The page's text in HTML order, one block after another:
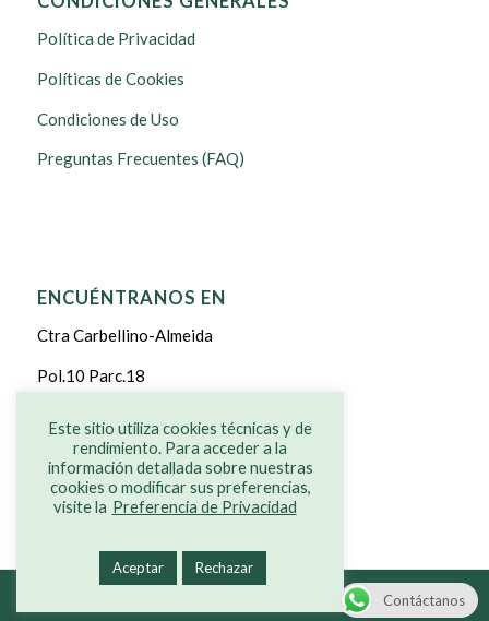
Política de Privacidad
Políticas de Cookies
Condiciones de Uso
Preguntas Frecuentes (FAQ)
ENCUÉNTRANOS EN
Ctra Carbellino-Almeida
Pol.10 Parc.18
ZAMORA
Este sitio utiliza cookies técnicas y de
rendimiento. Para acceder a la
información detallada sobre nuestras
cookies o modificar sus preferencias,
visite la Preferencia de Privacidad
Aceptar
Rechazar
Contáctanos